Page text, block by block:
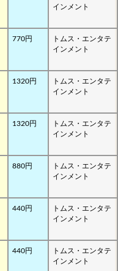
インメント
770円
トムス・エンタテ
インメント
1320円
トムス・エンタテ
インメント
1320円
トムス・エンタテ
インメント
880円
トムス・エンタテ
インメント
440円
トムス・エンタテ
インメント
440円
トムス・エンタテ
インメント